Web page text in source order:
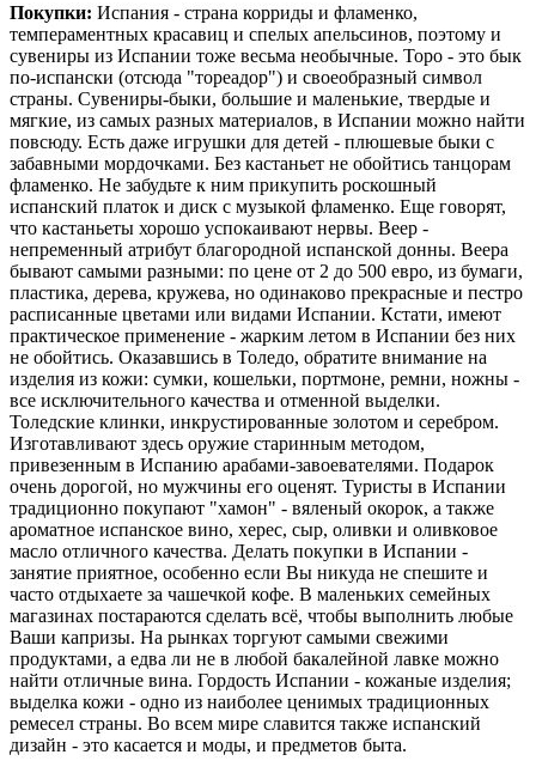
Покупки: Испания - страна корриды и фламенко,
темпераментных красавиц и спелых апельсинов, поэтому и
сувениры из Испании тоже весьма необычные. Торо - это бык
по-испански (отсюда "тореадор") и своеобразный символ
страны. Сувениры-быки, большие и маленькие, твердые и
мягкие, из самых разных материалов, в Испании можно найти
повсюду. Есть даже игрушки для детей - плюшевые быки с
забавными мордочками. Без кастаньет не обойтись танцорам
фламенко. Не забудьте к ним прикупить роскошный
испанский платок и диск с музыкой фламенко. Еще говорят,
что кастаньеты хорошо успокаивают нервы. Веер -
непременный атрибут благородной испанской донны. Веера
бывают самыми разными: по цене от 2 до 500 евро, из бумаги,
пластика, дерева, кружева, но одинаково прекрасные и пестро
расписанные цветами или видами Испании. Кстати, имеют
практическое применение - жарким летом в Испании без них
не обойтись. Оказавшись в Толедо, обратите внимание на
изделия из кожи: сумки, кошельки, портмоне, ремни, ножны -
все исключительного качества и отменной выделки.
Толедские клинки, инкрустированные золотом и серебром.
Изготавливают здесь оружие старинным методом,
привезенным в Испанию арабами-завоевателями. Подарок
очень дорогой, но мужчины его оценят. Туристы в Испании
традиционно покупают "хамон" - вяленый окорок, а также
ароматное испанское вино, херес, сыр, оливки и оливковое
масло отличного качества. Делать покупки в Испании -
занятие приятное, особенно если Вы никуда не спешите и
часто отдыхаете за чашечкой кофе. В маленьких семейных
магазинах постараются сделать всё, чтобы выполнить любые
Ваши капризы. На рынках торгуют самыми свежими
продуктами, а едва ли не в любой бакалейной лавке можно
найти отличные вина. Гордость Испании - кожаные изделия;
выделка кожи - одно из наиболее ценимых традиционных
ремесел страны. Во всем мире славится также испанский
дизайн - это касается и моды, и предметов быта.